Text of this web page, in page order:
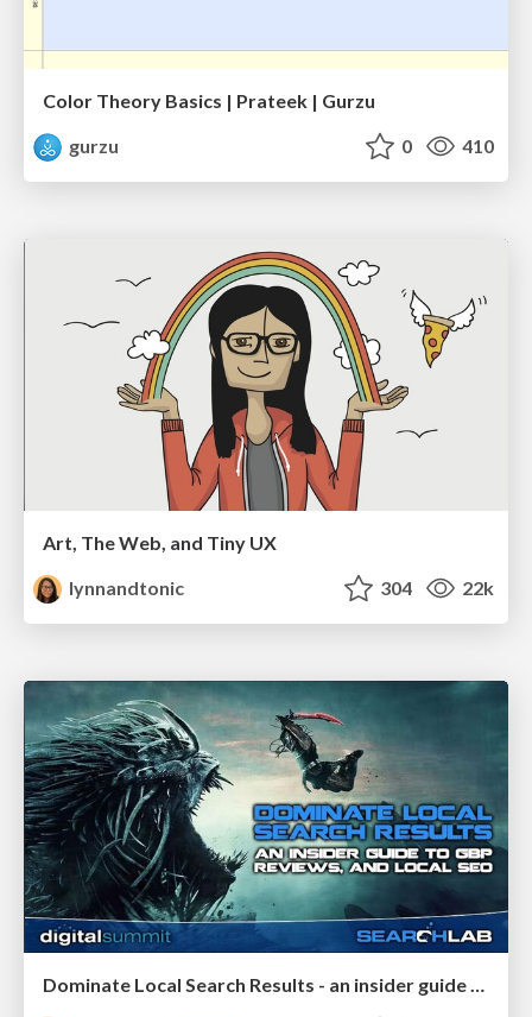
Color Theory Basics | Prateek | Gurzu
gurzu
0 410
Art, The Web, and Tiny UX
lynnandtonic
304 22k
Dominate Local Search Results - an insider guide to GBP, reviews, and Local SEO